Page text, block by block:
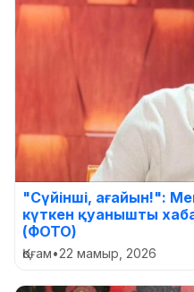
"Сүйінші, ағайын!":
күткен қуанышты
(ФОТО)
Қоғам•22 мамыр, 2026